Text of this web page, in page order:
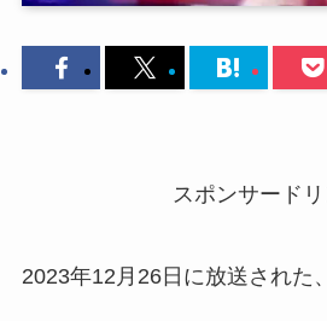
スポンサードリ
2023年12月26日に放送された